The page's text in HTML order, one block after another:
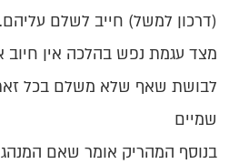
(דרכון למשל) חייב לשלם עליהם.
מצד עגמת נפש בהלכה אין חיוב
לבושת שאף שלא משלם בכל זאת
שמיים
בנוסף המהריק אומר שאם